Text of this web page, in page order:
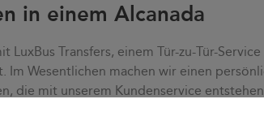
in einem Alcanada
LuxBus Transfers, einem Tür-zu-Tür-
Wesentlichen machen wir einen
die mit unserem Kundenservice